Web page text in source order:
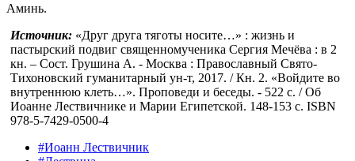
Аминь.
Источник:«Друг друга тяготы носите…» : жизнь и
пастырский подвиг священномученика Сергия Мечёва : в 2
кн. – Сост. Грушина А. - Москва : Православный Свято-
Тихоновский гуманитарный ун-т, 2017. / Кн. 2. «Войдите во
внутреннюю клеть…». Проповеди и беседы. - 522 с. / Об
Иоанне Лествичнике и Марии Египетской. 148-153 с. ISBN
978-5-7429-0500-4
#Иоанн Лествичник